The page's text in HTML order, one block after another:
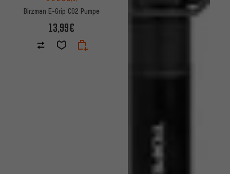
Birzman E-Grip CO2 Pumpe
13,99€